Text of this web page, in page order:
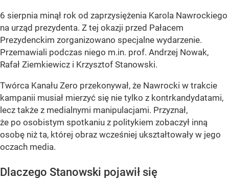
6 sierpnia minął rok od zaprzysiężenia Karola Nawrockiego
na urząd prezydenta. Z tej okazji przed Pałacem
Prezydenckim zorganizowano specjalne wydarzenie.
Przemawiali podczas niego m.in. prof. Andrzej Nowak,
Rafał Ziemkiewicz i Krzysztof Stanowski.
Twórca Kanału Zero przekonywał, że Nawrocki w trakcie
kampanii musiał mierzyć się nie tylko z kontrkandydatami,
lecz także z medialnymi manipulacjami. Przyznał,
że po osobistym spotkaniu z politykiem zobaczył inną
osobę niż ta, której obraz wcześniej ukształtowały w jego
oczach media.
Dlaczego Stanowski pojawił się